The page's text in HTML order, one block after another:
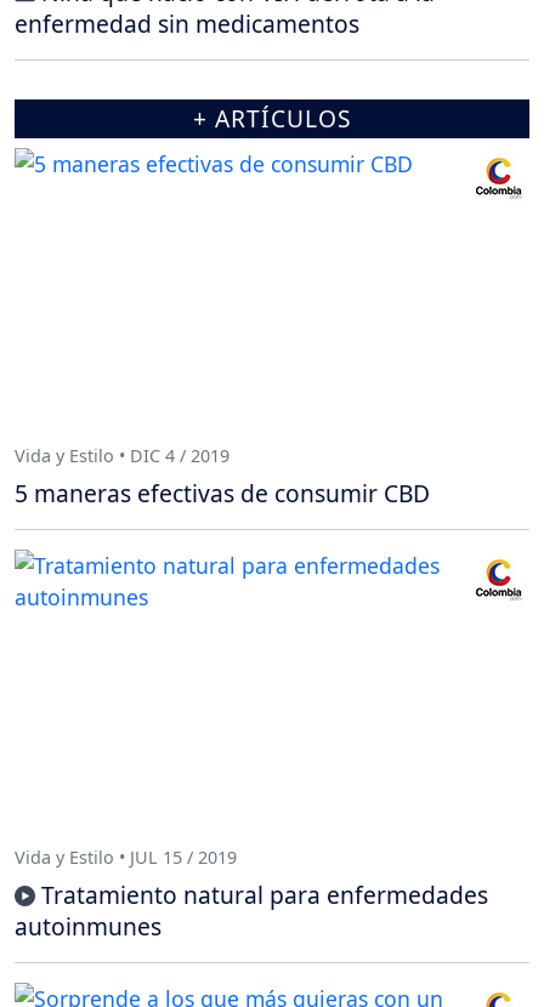
enfermedad sin medicamentos
+ ARTÍCULOS
Vida y Estilo • DIC 4 / 2019
5 maneras efectivas de consumir CBD
Vida y Estilo • JUL 15 / 2019
Tratamiento natural para enfermedades
autoinmunes